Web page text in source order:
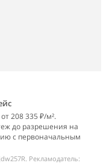
208 335 ₽/м².
до разрешения на
с первоначальным
Рекламодатель: